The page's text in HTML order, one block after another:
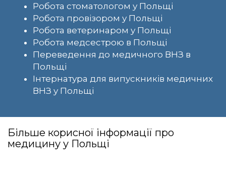
Робота стоматологом у Польщі
Робота провізором у Польщі
Робота ветеринаром у Польщі
Робота медсестрою в Польщі
Переведення до медичного ВНЗ в
Польщі
Інтернатура для випускників медичних
ВНЗ у Польщі
Більше корисної інформації про
медицину у Польщі